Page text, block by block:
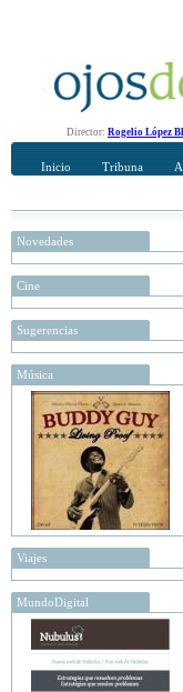
Director: Rogelio López
Inicio Tribuna
Novedades
Cine
Sugerencias
Música
Viajes
MundoDigital